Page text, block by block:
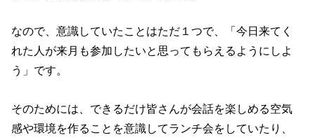
なので、意識していたことはただ１つで、「今日来てく
れた人が来月も参加したいと思ってもらえるようにしよ
う」です。
そのためには、できるだけ皆さんが会話を楽しめる空気
感や環境を作ることを意識してランチ会をしていたり、